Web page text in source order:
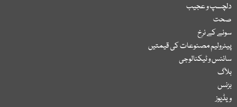
دلچسپ و عجیب
صحت
سونے کے نرخ
پیٹرولیم مصنوعات کی قیمتیں
سائنس و ٹیکنالوجی
بلاگ
بزنس
ویڈیوز